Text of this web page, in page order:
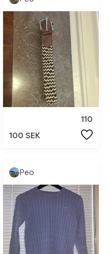
110
100 SEK
Peo